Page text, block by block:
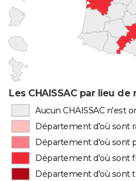
Les CHAISSAC par lieu de
Aucun CHAISSAC n'est
Département d'où sont
Département d'où sont
Département d'où sont
Département d'où sont